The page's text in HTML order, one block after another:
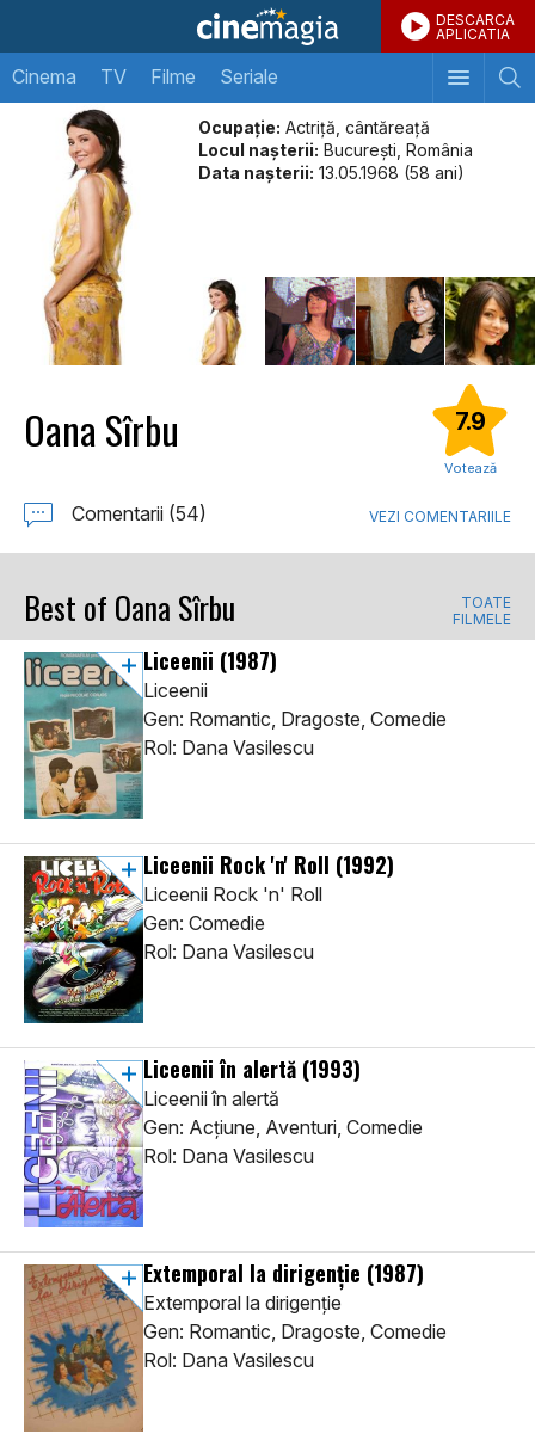
DESCARCA
APLICATIA
Cinema TV Filme Seriale
Ocupație: Actriță, cântăreață
Locul naşterii: București, România
Data naşterii: 13.05.1968 (58 ani)
Oana Sîrbu 7.9
Votează
Comentarii (54) VEZI COMENTARIILE
Best of Oana Sîrbu
TOATE
FILMELE
Liceenii (1987)
Liceenii
Gen: Romantic, Dragoste, Comedie
Rol: Dana Vasilescu
Liceenii Rock 'n' Roll (1992)
Liceenii Rock 'n' Roll
Gen: Comedie
Rol: Dana Vasilescu
Liceenii în alertă (1993)
Liceenii în alertă
Gen: Acţiune, Aventuri, Comedie
Rol: Dana Vasilescu
Extemporal la dirigenție (1987)
Extemporal la dirigenție
Gen: Romantic, Dragoste, Comedie
Rol: Dana Vasilescu